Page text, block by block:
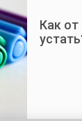
Как